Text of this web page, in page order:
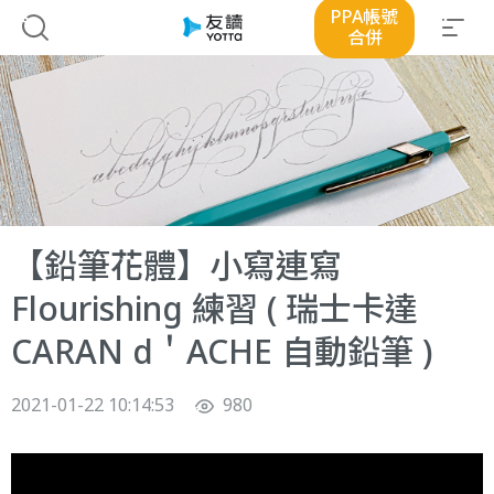
PPA帳號
合併
【鉛筆花體】小寫連寫
Flourishing 練習 ( 瑞士卡達
CARAN d＇ACHE 自動鉛筆 )
2021-01-22 10:14:53 980